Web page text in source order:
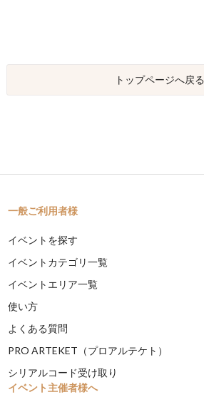
トップページへ戻る
一般ご利用者様
イベントを探す
イベントカテゴリ一覧
イベントエリア一覧
使い方
よくある質問
PRO ARTEKET（プロアルテケト）
シリアルコード受け取り
イベント主催者様へ